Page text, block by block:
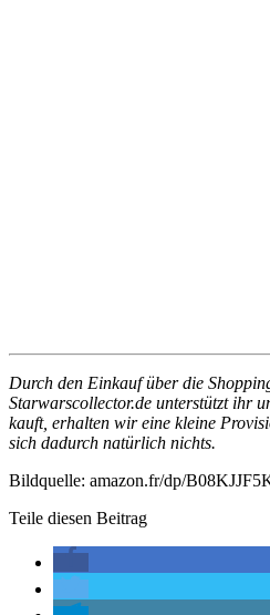
Durch den Einkauf über die
Starwarscollector.de unterstützt ihr
kauft, erhalten wir eine kleine
sich dadurch natürlich nichts.
Bildquelle: amazon.fr/dp/
Teile diesen Beitrag